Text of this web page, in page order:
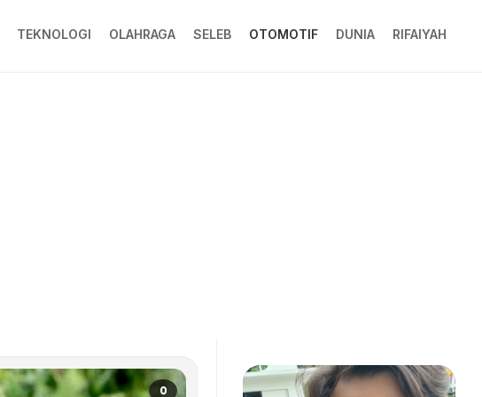
TEKNOLOGI OLAHRAGA SELEB OTOMOTIF DUNIA RIFAIYAH
0